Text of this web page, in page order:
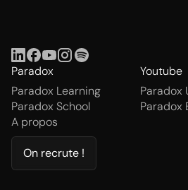
Paradox
Paradox Learning
Paradox School
A propos
On recrute !
Youtube
Paradox
Paradox